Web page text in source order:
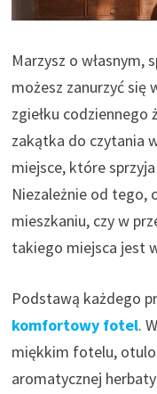
Marzysz o własnym,
możesz zanurzyć się
zgiełku codziennego
zakątka do czytania
miejsce, które
Niezależnie od tego,
mieszkaniu, czy w
takiego miejsca jest
Podstawą każdego
komfortowy fotel.
miękkim fotelu,
aromatycznej